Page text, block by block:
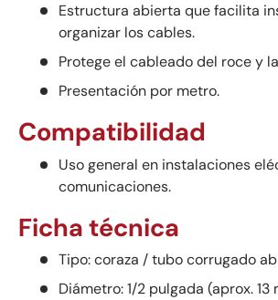
Estructura abierta que facilita
organizar los cables.
Protege el cableado del roce y
Presentación por metro.
Compatibilidad
Uso general en instalaciones
comunicaciones.
Ficha técnica
Tipo: coraza / tubo corrugado
Diámetro: 1/2 pulgada (aprox. 13